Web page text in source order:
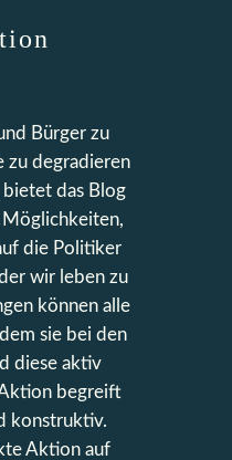
Bürger zu
zu degradieren
das Blog
die Politiker
wir leben zu
können alle
sie bei den
diese aktiv
begreift
konstruktiv.
Aktion auf